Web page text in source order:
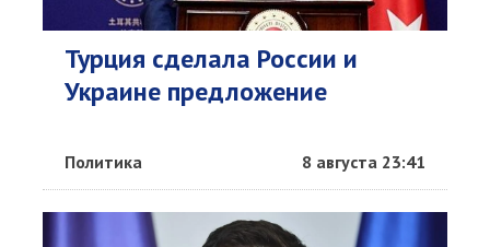
Турция сделала России и
Украине предложение
Политика 8 августа 23:41